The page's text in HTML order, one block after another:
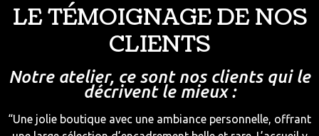
LE TÉMOIGNAGE DE NOS
CLIENTS
Notre atelier, ce sont nos clients qui le
décrivent le mieux :
“Une jolie boutique avec une ambiance personnelle, offrant